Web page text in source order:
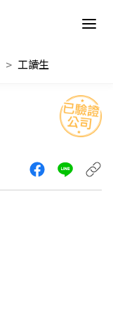
工讀生